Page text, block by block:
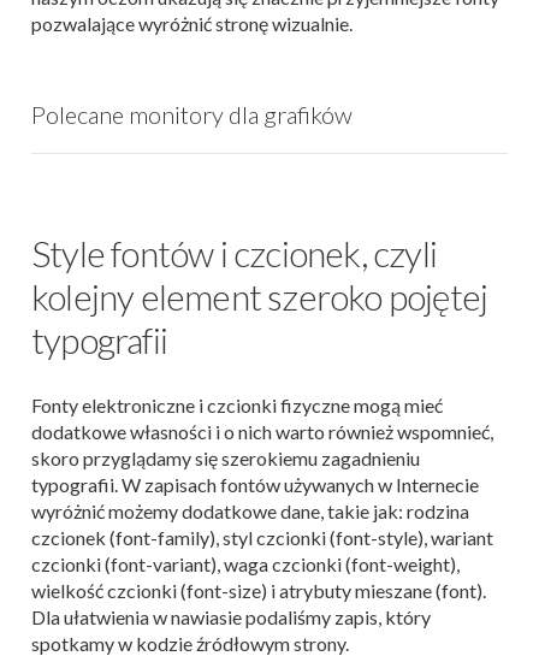
pozwalające wyróżnić stronę wizualnie.
Polecane monitory dla grafików
Style fontów i czcionek, czyli
kolejny element szeroko pojętej
typografii
Fonty elektroniczne i czcionki fizyczne mogą mieć
dodatkowe własności i o nich warto również wspomnieć,
skoro przyglądamy się szerokiemu zagadnieniu
typografii. W zapisach fontów używanych w Internecie
wyróżnić możemy dodatkowe dane, takie jak: rodzina
czcionek (font-family), styl czcionki (font-style), wariant
czcionki (font-variant), waga czcionki (font-weight),
wielkość czcionki (font-size) i atrybuty mieszane (font).
Dla ułatwienia w nawiasie podaliśmy zapis, który
spotkamy w kodzie źródłowym strony.